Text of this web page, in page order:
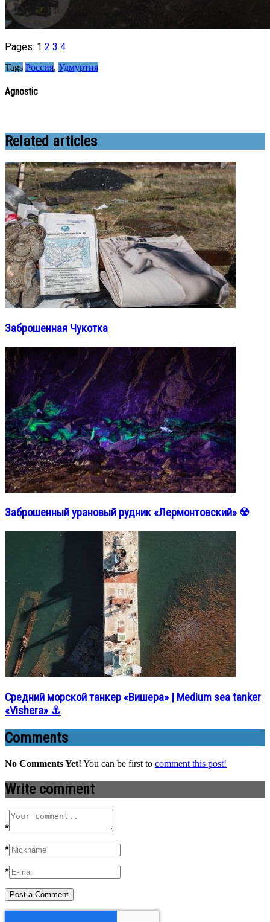
Pages: 1 2 3 4
Tags Россия, Удмуртия
Agnostic
Related articles
Заброшенная Чукотка
Заброшенный урановый рудник «Лермонтовский» ☢
Средний морской танкер «Вишера» | Medium sea tanker
«Vishera» ⚓
Comments
No Comments Yet! You can be first to comment this post!
Write comment
*
*
*